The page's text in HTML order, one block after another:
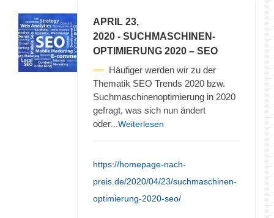
APRIL 23,
2020 - SUCHMASCHINEN-
OPTIMIERUNG 2020 – SEO
Häufiger werden wir zu der
Thematik SEO Trends 2020 bzw.
Suchmaschinenoptimierung in 2020
gefragt, was sich nun ändert
oder ...Weiterlesen
https://homepage-nach-
preis.de/2020/04/23/suchmaschinen-
optimierung-2020-seo/